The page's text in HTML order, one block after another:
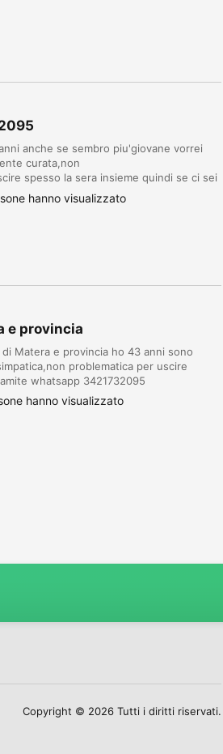
anche se sembro piu'giovane vorrei
curata,non
spesso la sera insieme quindi se ci sei
hanno visualizzato
e provincia
Matera e provincia ho 43 anni sono
problematica per uscire
whatsapp 3421732095
hanno visualizzato
Copyright © 2026 Tutti i diritti riservati.